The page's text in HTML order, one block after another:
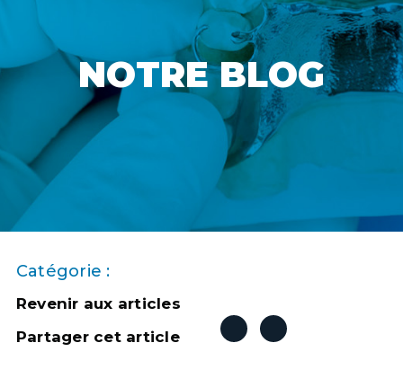
NOTRE BLOG
Catégorie :
Revenir aux articles
Partager cet article